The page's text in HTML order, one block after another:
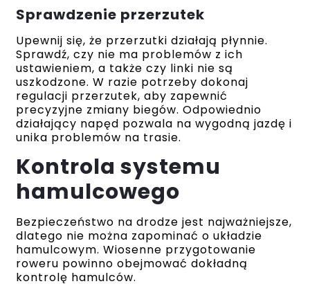
Sprawdzenie przerzutek
Upewnij się, że przerzutki działają płynnie.
Sprawdź, czy nie ma problemów z ich
ustawieniem, a także czy linki nie są
uszkodzone. W razie potrzeby dokonaj
regulacji przerzutek, aby zapewnić
precyzyjne zmiany biegów. Odpowiednio
działający napęd pozwala na wygodną jazdę i
unika problemów na trasie.
Kontrola systemu
hamulcowego
Bezpieczeństwo na drodze jest najważniejsze,
dlatego nie można zapominać o układzie
hamulcowym. Wiosenne przygotowanie
roweru powinno obejmować dokładną
kontrolę hamulców.